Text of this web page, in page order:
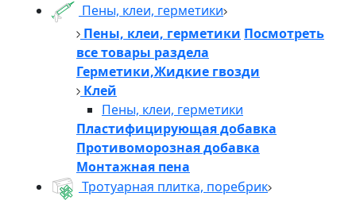
Пены, клеи, герметики
Пены, клеи, герметики Посмотреть
все товары раздела
Герметики,Жидкие гвозди
Клей
Пены, клеи, герметики
Пластифицирующая добавка
Противоморозная добавка
Монтажная пена
Тротуарная плитка, поребрик